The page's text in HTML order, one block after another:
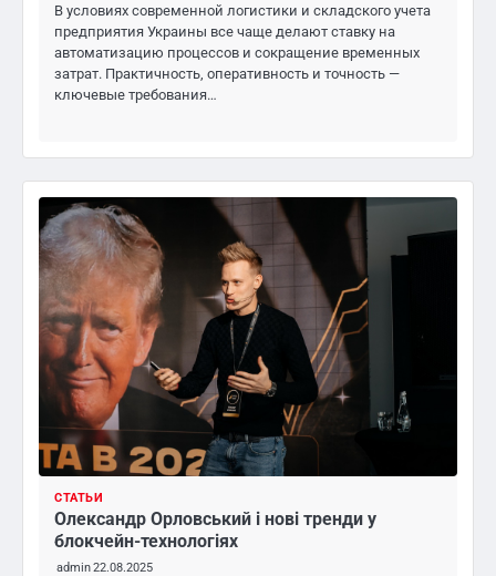
В условиях современной логистики и складского учета
предприятия Украины все чаще делают ставку на
автоматизацию процессов и сокращение временных
затрат. Практичность, оперативность и точность —
ключевые требования…
СТАТЬИ
Олександр Орловський і нові тренди у
блокчейн-технологіях
admin22.08.2025